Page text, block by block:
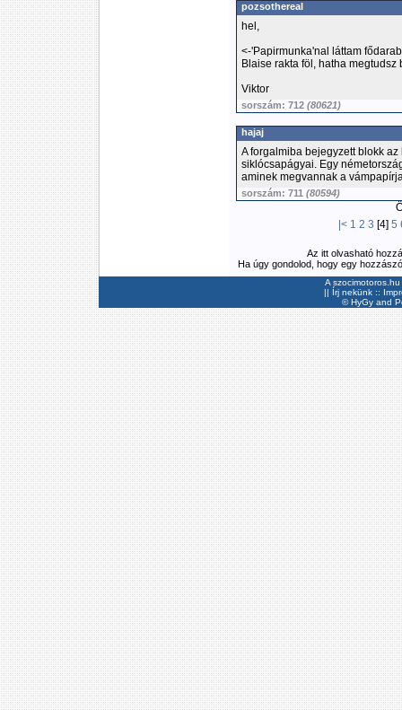
pozsothereal
hel,
<-'Papirmunka'nal láttam
Blaise rakta föl, hatha megtudsz
Viktor
sorszám: 712 (80621)
hajaj
A forgalmiba bejegyzett blokk
siklócsapágyai. Egy
aminek megvannak a
sorszám: 711 (80594)
|< 1 2 3 [4] 5
Az itt olvasható
Ha úgy gondolod, hogy egy
A
|| Írj nekünk ::
©HyGyand